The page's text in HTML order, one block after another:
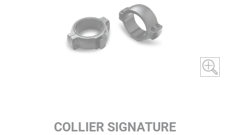
COLLIER SIGNATURE